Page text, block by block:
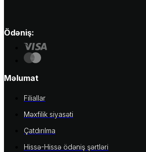
Ödəniş:
Məlumat
Filiallar
Məxfilik siyasəti
Çatdırılma
Hissə-Hissə ödəniş şərtləri